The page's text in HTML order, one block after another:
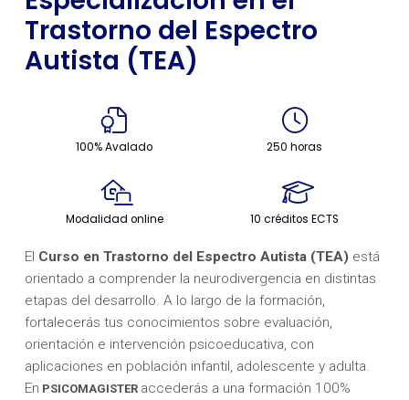
Trastorno del Espectro
Autista (TEA)
100% Avalado 250 horas
Modalidad online 10 créditos ECTS
El Curso en Trastorno del Espectro Autista (TEA)está
orientado a comprender la neurodivergencia en distintas
etapas del desarrollo. A lo largo de la formación,
fortalecerás tus conocimientos sobre evaluación,
orientación e intervención psicoeducativa, con
aplicaciones en población infantil, adolescente y adulta.
En PSICOMAGISTER accederás a una formación 100%